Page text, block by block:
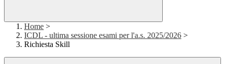
Home >
ICDL - ultima sessione esami per l'a.s. 2025/2026 >
Richiesta Skill